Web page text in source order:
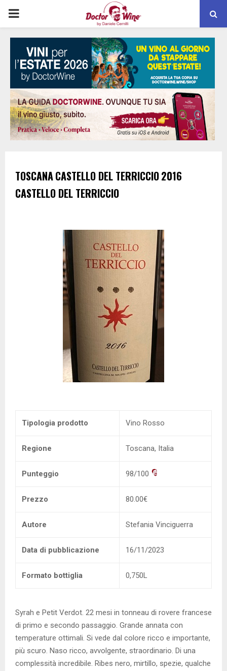
PRIMARY
MENU
TOSCANACASTELLO DEL TERRICCIO2016
CASTELLO DEL TERRICCIO
Tipologia prodotto Vino Rosso
Regione Toscana, Italia
Punteggio 98/100
Prezzo 80.00€
Autore Stefania Vinciguerra
Data di pubblicazione 16/11/2023
Formato bottiglia 0,750L
Syrah e Petit Verdot. 22 mesi in tonneau di rovere francese
di primo e secondo passaggio. Grande annata con
temperature ottimali. Si vede dal colore ricco e importante,
più scuro. Naso ricco, avvolgente, straordinario. Di una
complessità incredibile. Ribes nero, mirtillo, spezie, qualche